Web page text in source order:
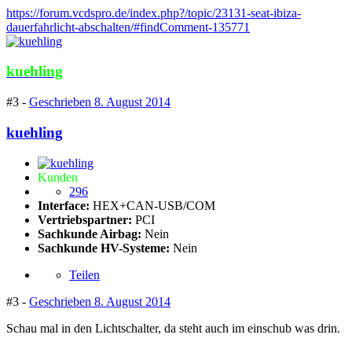
https://forum.vcdspro.de/index.php?/topic/23131-seat-ibiza-
dauerfahrlicht-abschalten/#findComment-135771
kuehling
#3 - Geschrieben 8. August 2014
kuehling
Kunden
296
Interface: HEX+CAN-USB/COM
Vertriebspartner: PCI
Sachkunde Airbag: Nein
Sachkunde HV-Systeme: Nein
Teilen
#3 - Geschrieben 8. August 2014
Schau mal in den Lichtschalter, da steht auch im einschub was drin.